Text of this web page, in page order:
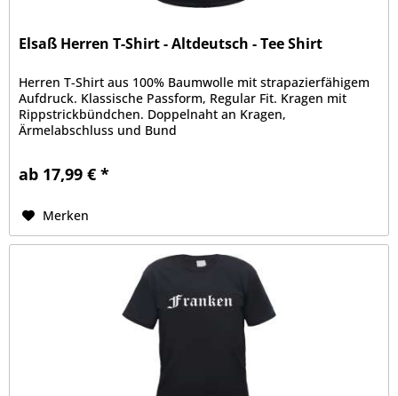
Elsaß Herren T-Shirt - Altdeutsch - Tee Shirt
Herren T-Shirt aus 100% Baumwolle mit strapazierfähigem
Aufdruck. Klassische Passform, Regular Fit. Kragen mit
Rippstrickbündchen. Doppelnaht an Kragen,
Ärmelabschluss und Bund
ab 17,99 € *
Merken